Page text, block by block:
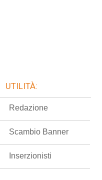
UTILITÀ:
Redazione
Scambio Banner
Inserzionisti